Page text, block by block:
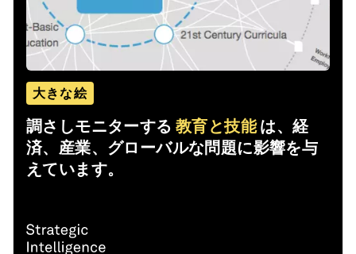
大きな絵
調さしモニターする 教育と技能 は、経
済、産業、グローバルな問題に影響を与
えています。